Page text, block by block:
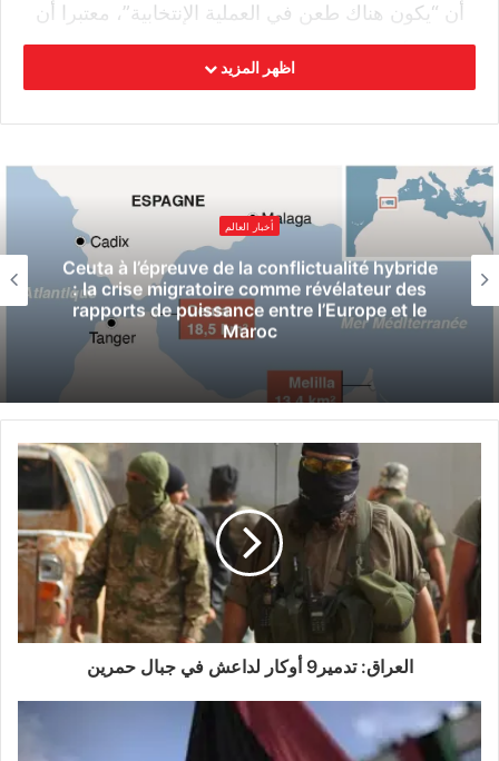
أن “يكون هناك طعن في العملية الإنتخابية”، معتبرا أن
نبيل القروي.
أن “هيئة الإنتخابات وجدت نفسها في وضعية محرجة
للغاية ومزعجة نظرا إلى عدم تمتع المترشحيْن
للإنتخابات الرئاسية في دورتها الثانية (قيس سعيّد
ونبيل القروي) بالحظوظ ذاتها ببقاء القروي في
السجن”.
الماضي، وإيداعه السجن المدني بالمُرناقية، في
الضاحية الجنوبية للعاصمة،بـتهمة” غسل وتبييض
الأموال”.
وكانت الإنتخابات الرئاسية في دورها الأزل قد أجريت
يوم 15 سبتمبر الماضي، وأسفر عن حصول المترشح
المستقل قيس سعيّد على المرتبة الأولى بنسبة 18.4
بالمائة، في حين تحصل المترشح نبيل القروي، رئيس
ما سمح لهما بالمرور إلى الدور الثاني من هذه
اظهر المزيد
أخبار العالم
Ceuta à l’épreuve de la conflictualité hybride
: la crise migratoire comme révélateur des
rapports de puissance entre l’Europe et le
Maroc
العراق: تدمير9 أوكار لداعش في جبال حمرين